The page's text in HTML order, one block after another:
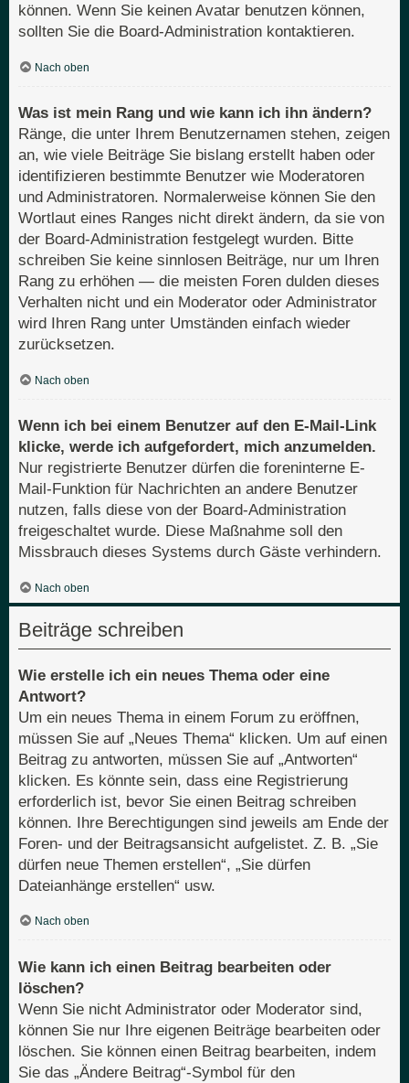
können. Wenn Sie keinen Avatar benutzen können,
sollten Sie die Board-Administration kontaktieren.
Nach oben
Was ist mein Rang und wie kann ich ihn ändern?
Ränge, die unter Ihrem Benutzernamen stehen, zeigen
an, wie viele Beiträge Sie bislang erstellt haben oder
identifizieren bestimmte Benutzer wie Moderatoren
und Administratoren. Normalerweise können Sie den
Wortlaut eines Ranges nicht direkt ändern, da sie von
der Board-Administration festgelegt wurden. Bitte
schreiben Sie keine sinnlosen Beiträge, nur um Ihren
Rang zu erhöhen — die meisten Foren dulden dieses
Verhalten nicht und ein Moderator oder Administrator
wird Ihren Rang unter Umständen einfach wieder
zurücksetzen.
Nach oben
Wenn ich bei einem Benutzer auf den E-Mail-Link
klicke, werde ich aufgefordert, mich anzumelden.
Nur registrierte Benutzer dürfen die foreninterne E-
Mail-Funktion für Nachrichten an andere Benutzer
nutzen, falls diese von der Board-Administration
freigeschaltet wurde. Diese Maßnahme soll den
Missbrauch dieses Systems durch Gäste verhindern.
Nach oben
Beiträge schreiben
Wie erstelle ich ein neues Thema oder eine
Antwort?
Um ein neues Thema in einem Forum zu eröffnen,
müssen Sie auf „Neues Thema“ klicken. Um auf einen
Beitrag zu antworten, müssen Sie auf „Antworten“
klicken. Es könnte sein, dass eine Registrierung
erforderlich ist, bevor Sie einen Beitrag schreiben
können. Ihre Berechtigungen sind jeweils am Ende der
Foren- und der Beitragsansicht aufgelistet. Z. B. „Sie
dürfen neue Themen erstellen“, „Sie dürfen
Dateianhänge erstellen“ usw.
Nach oben
Wie kann ich einen Beitrag bearbeiten oder
löschen?
Wenn Sie nicht Administrator oder Moderator sind,
können Sie nur Ihre eigenen Beiträge bearbeiten oder
löschen. Sie können einen Beitrag bearbeiten, indem
Sie das „Ändere Beitrag“-Symbol für den